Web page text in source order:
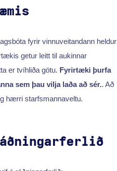
fyrir vinnuveitandann heldur
getur leitt til aukinnar
er tvíhliða götu. Fyrirtæki þurfa
sem þau vilja laða að sér.. Að
hærri starfsmannaveltu.